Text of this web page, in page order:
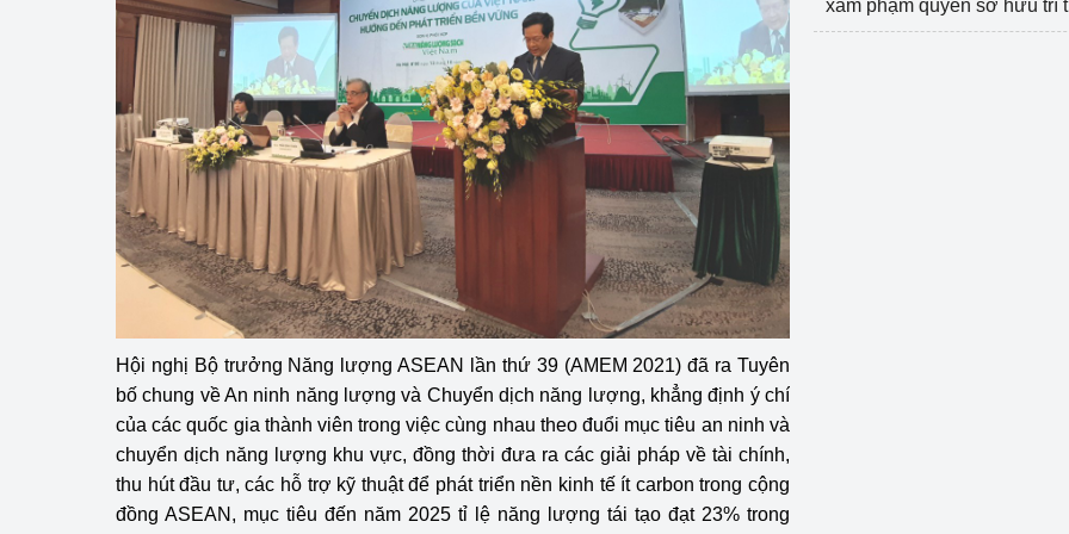
Hội nghị Bộ trưởng Năng lượng ASEAN lần thứ 39 (AMEM 2021) đã ra Tuyên
bố chung về An ninh năng lượng và Chuyển dịch năng lượng, khẳng định ý chí
của các quốc gia thành viên trong việc cùng nhau theo đuổi mục tiêu an ninh và
chuyển dịch năng lượng khu vực, đồng thời đưa ra các giải pháp về tài chính,
thu hút đầu tư, các hỗ trợ kỹ thuật để phát triển nền kinh tế ít carbon trong cộng
đồng ASEAN, mục tiêu đến năm 2025 tỉ lệ năng lượng tái tạo đạt 23% trong
xâm phạm quyền sở hữu trí